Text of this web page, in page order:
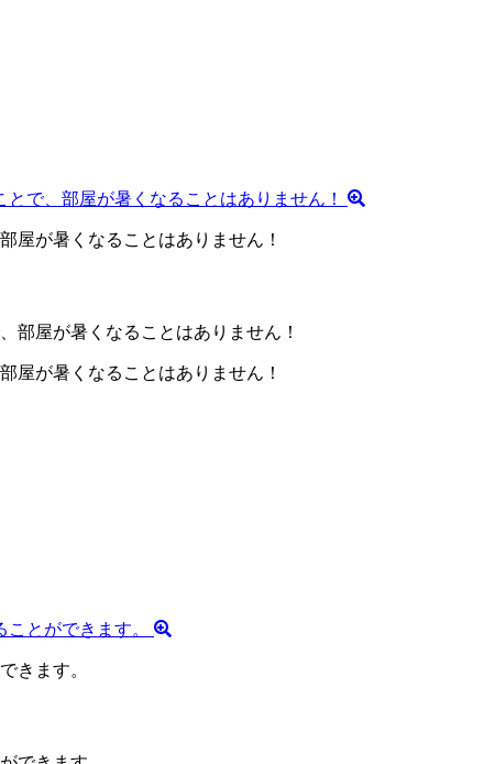
屋が暑くなることはありません！
屋が暑くなることはありません！
きます。